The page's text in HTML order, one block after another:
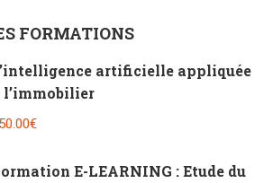
FORMATIONS
artificielle appliquée
l’immobilier
E-LEARNING : Etude du